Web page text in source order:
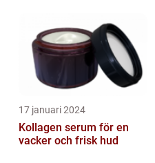
17 januari 2024
Kollagen serum för en
vacker och frisk hud